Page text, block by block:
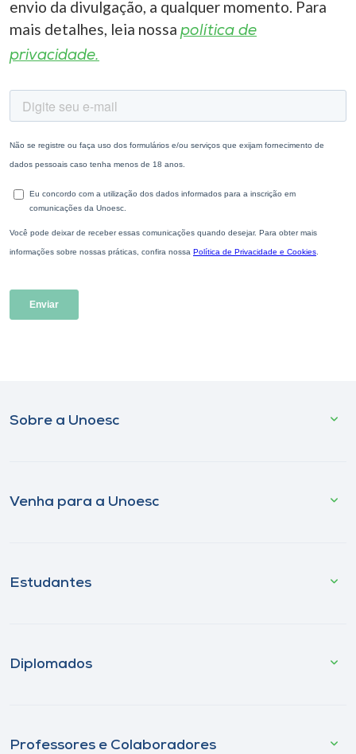
envio da divulgação, a qualquer momento. Para
mais detalhes, leia nossa política de
privacidade.
Sobre a Unoesc
Venha para a Unoesc
Estudantes
Diplomados
Professores e Colaboradores